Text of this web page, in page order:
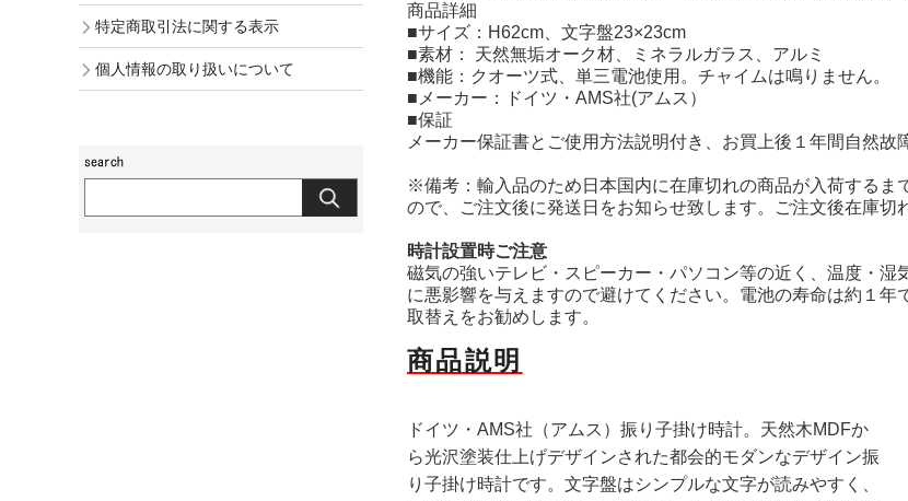
商品詳細
■サイズ：H62cm、文字盤23×23cm
■素材： 天然無垢オーク材、ミネラルガラス、アルミ
■機能：クオーツ式、単三電池使用。チャイムは鳴りません。
■メーカー：ドイツ・AMS社(アムス）
■保証
メーカー保証書とご使用方法説明付き、お買上後１年間自然故
※備考：輸入品のため日本国内に在庫切れの商品が入荷する
ので、ご注文後に発送日をお知らせ致します。ご注文後在庫切
時計設置時ご注意
磁気の強いテレビ・スピーカー・パソコン等の近く、温度・
に悪影響を与えますので避けてください。電池の寿命は約１
取替えをお勧めします。
商品説明
ドイツ・AMS社（アムス）振り子掛け時計。天然木MDFか
ら光沢塗装仕上げデザインされた都会的モダンなデザイン振
り子掛け時計です。文字盤はシンプルな文字が読みやすく、
特定商取引法に関する表示
個人情報の取り扱いについて